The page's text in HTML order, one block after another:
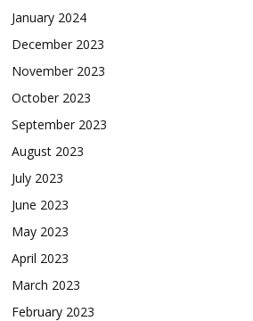
January 2024
December 2023
November 2023
October 2023
September 2023
August 2023
July 2023
June 2023
May 2023
April 2023
March 2023
February 2023